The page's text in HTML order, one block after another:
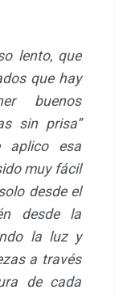
lento, que
que hay
buenos
sin prisa”
aplico esa
muy fácil
desde el
desde la
la luz y
a través
de cada